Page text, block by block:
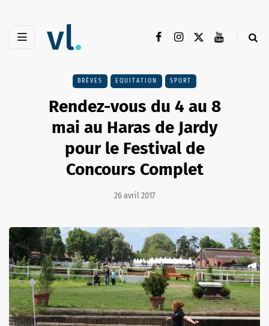
BRÈVES EQUITATION SPORT
Rendez-vous du 4 au 8
mai au Haras de Jardy
pour le Festival de
Concours Complet
26 avril 2017